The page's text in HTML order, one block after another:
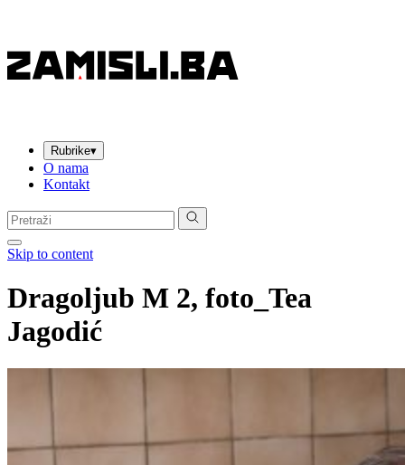
Rubrike▾
O nama
Kontakt
Pretraga:
Skip to content
Dragoljub M 2, foto_Tea
Jagodić